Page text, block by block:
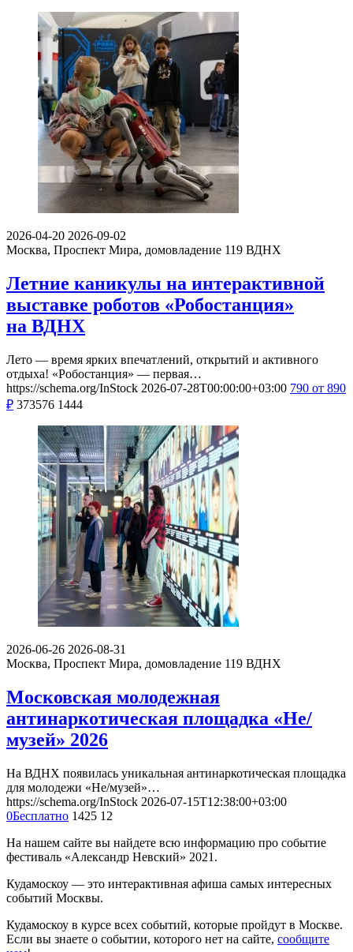
2026-04-20 2026-09-02
Москва, Проспект Мира, домовладение 119 ВДНХ
Летние каникулы на интерактивной
выставке роботов «Робостанция»
на ВДНХ
Лето — время ярких впечатлений, открытий и активного
отдыха! «Робостанция» — первая…
https://schema.org/InStock 2026-07-28T00:00:00+03:00 790 от 890
₽ 373576 1444
2026-06-26 2026-08-31
Москва, Проспект Мира, домовладение 119 ВДНХ
Московская молодежная
антинаркотическая площадка «Не/
музей» 2026
На ВДНХ появилась уникальная антинаркотическая площадка
для молодежи «Не/музей»…
https://schema.org/InStock 2026-07-15T12:38:00+03:00
0Бесплатно 1425 12
На нашем сайте вы найдете всю информацию про событие
фестиваль «Александр Невский» 2021.
Кудамоскоу — это интерактивная афиша самых интересных
событий Москвы.
Кудамоскоу в курсе всех событий, которые пройдут в Москве.
Если вы знаете о событии, которого нет на сайте, сообщите